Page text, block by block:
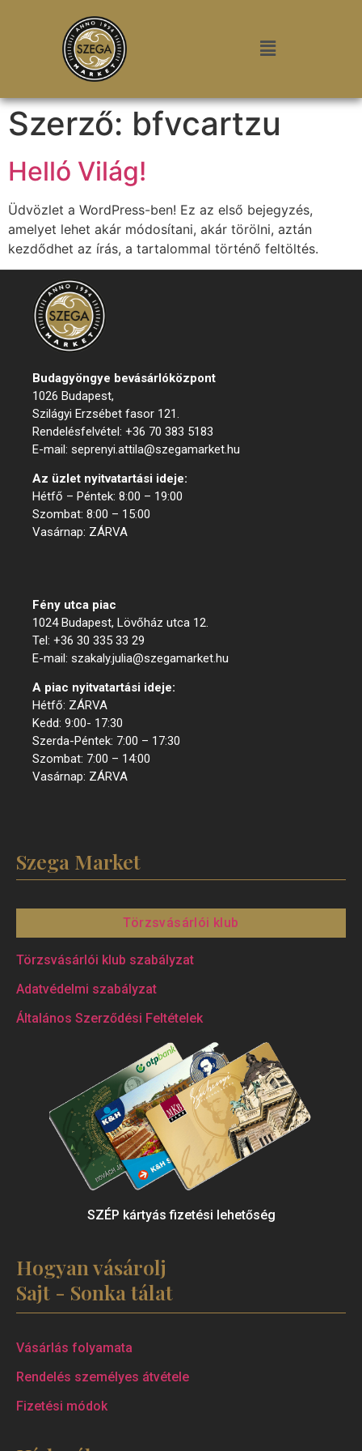
Szerző: bfvcartzu
Helló Világ!
Üdvözlet a WordPress-ben! Ez az első bejegyzés,
amelyet lehet akár módosítani, akár törölni, aztán
kezdődhet az írás, a tartalommal történő feltöltés.
Budagyöngye bevásárlóközpont
1026 Budapest,
Szilágyi Erzsébet fasor 121.
Rendelésfelvétel: +36 70 383 5183
E-mail: seprenyi.attila@szegamarket.hu
Az üzlet nyitvatartási ideje:
Hétfő – Péntek: 8:00 – 19:00
Szombat: 8:00 – 15:00
Vasárnap: ZÁRVA
Fény utca piac
1024 Budapest, Lövőház utca 12.
Tel: +36 30 335 33 29
E-mail: szakaly.julia@szegamarket.hu
A piac nyitvatartási ideje:
Hétfő: ZÁRVA
Kedd: 9:00- 17:30
Szerda-Péntek: 7:00 – 17:30
Szombat: 7:00 – 14:00
Vasárnap: ZÁRVA
Szega Market
Törzsvásárlói klub
Törzsvásárlói klub szabályzat
Adatvédelmi szabályzat
Általános Szerződési Feltételek
SZÉP kártyás fizetési lehetőség
Hogyan vásárolj
Sajt - Sonka tálat
Vásárlás folyamata
Rendelés személyes átvétele
Fizetési módok